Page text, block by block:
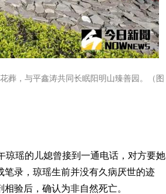
葬，与平鑫涛共同长眠阳明山臻善园。（图
琼瑶的儿媳曾接到一通电话，对方要她
录，琼瑶生前并没有久病厌世的迹
验后，确认为非自然死亡。